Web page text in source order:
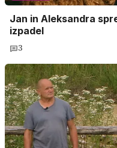
Jan in Aleksandra
izpadel
3